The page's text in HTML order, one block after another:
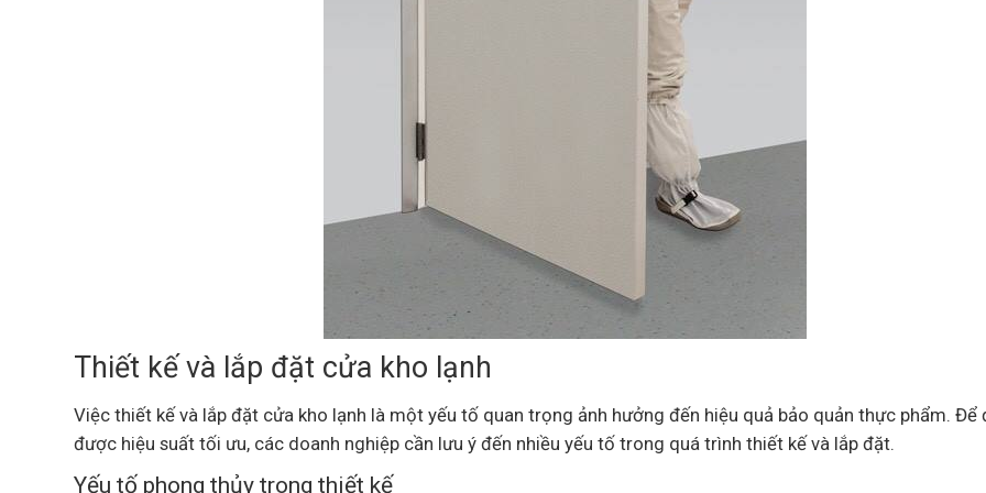
Thiết kế và lắp đặt cửa kho lạnh
Việc thiết kế và lắp đặt cửa kho lạnh là một yếu tố quan trọng ảnh hưởng đến hiệu quả bảo quản thực phẩm. Để
được hiệu suất tối ưu, các doanh nghiệp cần lưu ý đến nhiều yếu tố trong quá trình thiết kế và lắp đặt.
Yếu tố phong thủy trong thiết kế